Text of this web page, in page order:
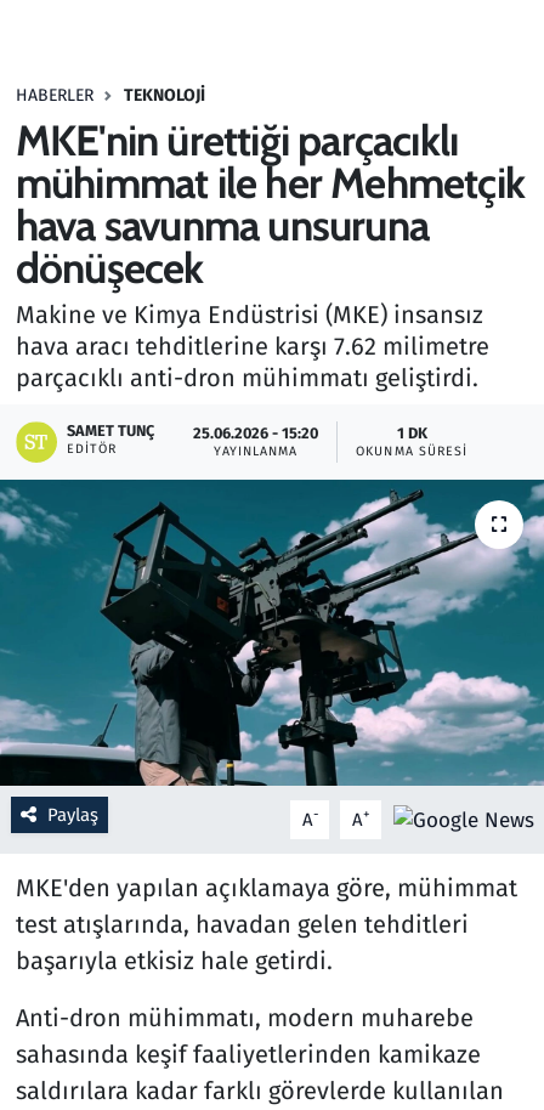
HABERLER TEKNOLOJI
MKE'nin ürettiği parçacıklı
mühimmat ile her Mehmetçik
hava savunma unsuruna
dönüşecek
Makine ve Kimya Endüstrisi (MKE) insansız
hava aracı tehditlerine karşı 7.62 milimetre
parçacıklı anti-dron mühimmatı geliştirdi.
SAMET TUNÇ
EDITÖR
25.06.2026 - 15:20
YAYINLANMA
1 DK
OKUNMA SÜRESI
Paylaş A- A+
MKE'den yapılan açıklamaya göre, mühimmat
test atışlarında, havadan gelen tehditleri
başarıyla etkisiz hale getirdi.
Anti-dron mühimmatı, modern muharebe
sahasında keşif faaliyetlerinden kamikaze
saldırılara kadar farklı görevlerde kullanılan
Haber
Kültür Sanat
Kurumsal Haberler
Lezzet Durağı
Memur ve Kamu
Oyun
Ramazan
Resmi İlanlar
Rüya Tabirleri
Sağlık
Savunma Sanayi
Spor
Teknoloji ve Bilim
Televizyon